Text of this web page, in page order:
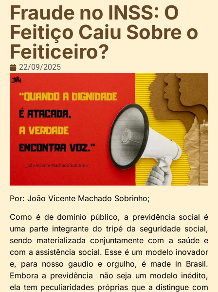
Fraude no INSS: O
Feitiço Caiu Sobre o
Feiticeiro?
22/09/2025
Por: João Vicente Machado Sobrinho;
Como é de domínio público, a previdência social é
uma parte integrante do tripé da seguridade social,
sendo materializada conjuntamente com a saúde e
com a assistência social. Esse é um modelo inovador
e, para nosso gaudio e orgulho, é made in Brasil.
Embora a previdência não seja um modelo inédito,
ela tem peculiaridades próprias que a distingue com